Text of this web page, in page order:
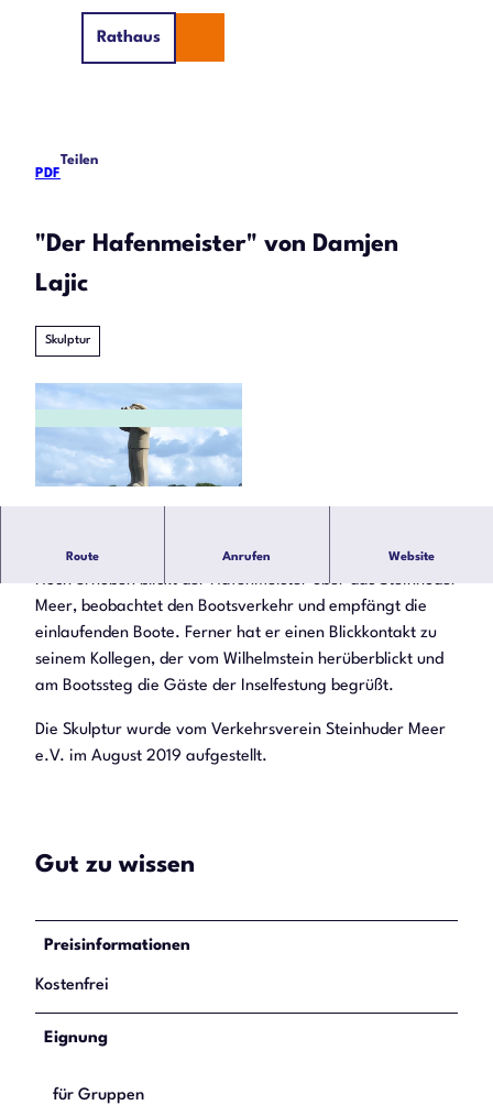
Menü
Rathaus
PDF
Teilen
"Der Hafenmeister" von Damjen
Lajic
Skulptur
Route Anrufen Website
Die Skulptur "Der Hafenmeister" von Damjen Lajic
Hoch erhoben blickt der Hafenmeister über das Steinhuder
Meer, beobachtet den Bootsverkehr und empfängt die
einlaufenden Boote. Ferner hat er einen Blickkontakt zu
seinem Kollegen, der vom Wilhelmstein herüberblickt und
am Bootssteg die Gäste der Inselfestung begrüßt.
Die Skulptur wurde vom Verkehrsverein Steinhuder Meer
e.V. im August 2019 aufgestellt.
Gut zu wissen
Preisinformationen
Kostenfrei
Eignung
für Gruppen